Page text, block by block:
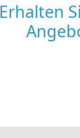
Erhalten